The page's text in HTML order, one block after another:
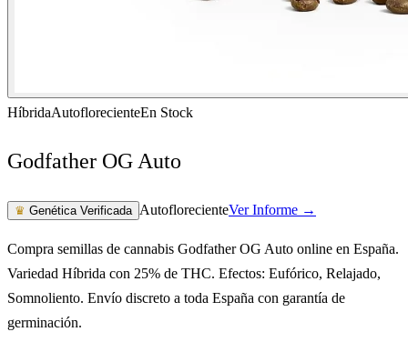
HíbridaAutoflorecienteEn Stock
Godfather OG Auto
♛ Genética Verificada AutoflorecienteVer Informe →
Compra semillas de cannabis Godfather OG Auto online en España.
Variedad Híbrida con 25% de THC. Efectos: Eufórico, Relajado,
Somnoliento. Envío discreto a toda España con garantía de
germinación.